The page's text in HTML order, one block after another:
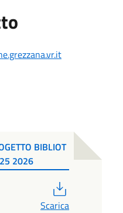
BIBLIOT
2026
Scarica